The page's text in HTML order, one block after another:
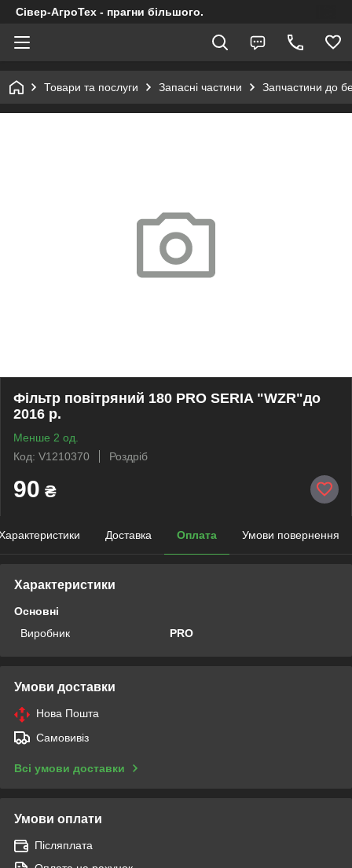
Сівер-АгроТех - прагни більшого.
Товари та послуги Запасні частини Запчастини до
Фільтр повітряний 180 PRO SERIA "WZR"до
2016 р.
Менше 2 од.
Код: V1210370
Роздріб
90 ₴
Доставка Оплата Умови повернення
Характеристики
Основні
Виробник
PRO
Умови доставки
Нова Пошта
Самовивіз
Всі умови доставки
Умови оплати
Післяплата